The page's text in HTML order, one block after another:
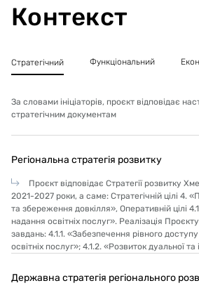
Контекст
Стратегічний Функціональний
За словами ініціаторів, проєкт відповідає
стратегічним документам
Регіональна стратегія розвитку
Проєкт відповідає Стратегії розвитку
2021-2027 роки, а саме: Стратегічній цілі 4.
та збереження довкілля», Оперативній цілі
надання освітніх послуг». Реалізація
завдань: 4.1.1. «Забезпечення рівного
освітніх послуг»; 4.1.2. «Розвиток дуальної та
Державна стратегія регіонального